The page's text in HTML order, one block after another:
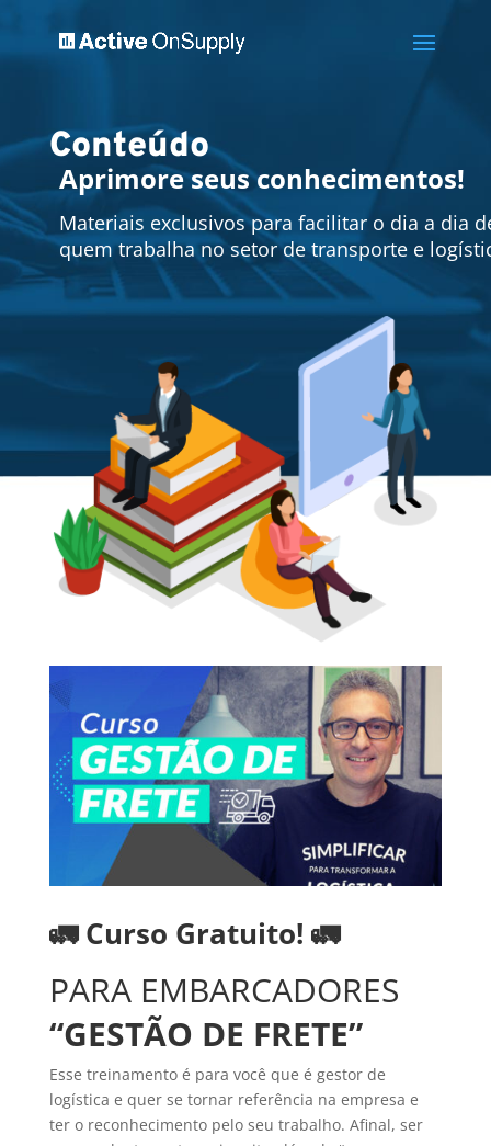
Conteúdo
Aprimore seus conhecimentos!
Materiais exclusivos para facilitar o dia a dia
quem trabalha no setor de transporte e
🚛 Curso Gratuito! 🚛
PARA EMBARCADORES
“GESTÃO DE FRETE”
Esse treinamento é para você que é gestor de
logística e quer se tornar referência na empresa e
ter o reconhecimento pelo seu trabalho. Afinal, ser